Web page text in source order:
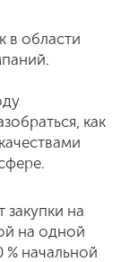
в области
как
на
на одной
начальной